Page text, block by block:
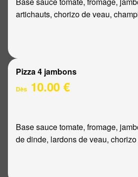
artichauts, chorizo de veau,
Pizza 4 jambons
Dès 10.00 €
Base sauce tomate, fromage,
de dinde, lardons de veau,